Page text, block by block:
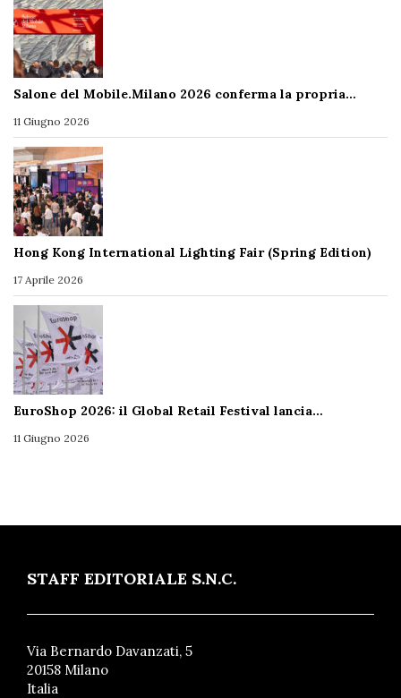
Salone del Mobile.Milano 2026 conferma la propria…
11 Giugno 2026
Hong Kong International Lighting Fair (Spring Edition)
17 Aprile 2026
EuroShop 2026: il Global Retail Festival lancia…
11 Giugno 2026
STAFF EDITORIALE S.N.C.
Via Bernardo Davanzati, 5
20158 Milano
Italia